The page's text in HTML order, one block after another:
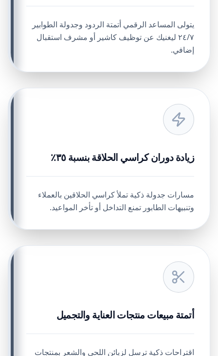
يتولى المساعد الرقمي أتمتة الردود وجدولة الطوابير
٢٤/٧ ليغنيك عن توظيف كاشير أو مشرف استقبال
إضافي.
زيادة دوران كراسي الحلاقة بنسبة ٣٥٪
مسارات جدولة ذكية تملأ كراسي الحلاقين بالعملاء
وتنبيهات الطابور تمنع التداخل أو تأخر المواعيد.
أتمتة مبيعات منتجات العناية والتجميل
اقتراحات ذكية ترسل لزبائن اللحى والشعر بمنتجات